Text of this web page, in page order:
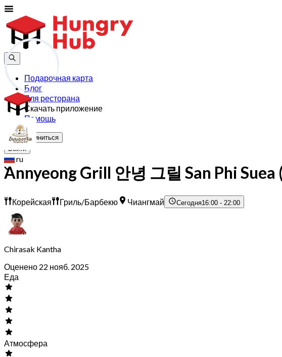
Подарочная карта
Блог
Для ресторана
Скачать приложение
Помощь
Присоединиться
Войти
ru
Annyeong Grill 안녕 그릴 San Phi Suea
Корейская Гриль/Барбекю Чиангмай Сегодня16:00 - 22:00
Chirasak Kantha
Оценено 22 нояб. 2025
Еда
Атмосфера